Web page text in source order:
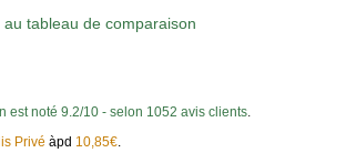
tableau de comparaison
est noté 9.2/10 - selon 1052 avis clients.
Privé àpd 10,85€.